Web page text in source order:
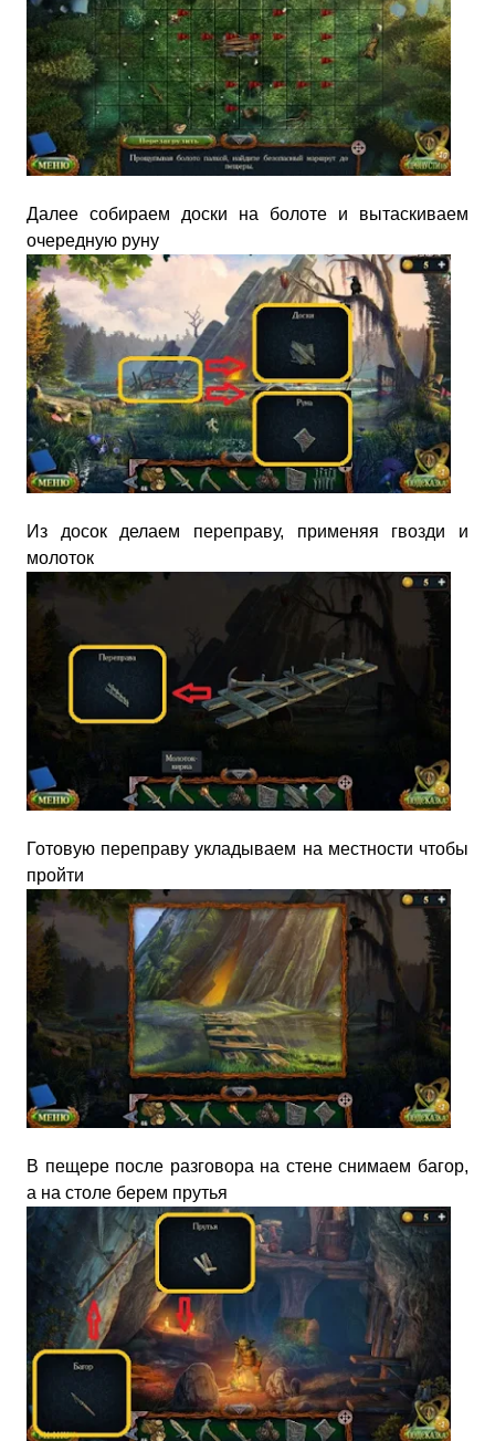
Далее собираем доски на болоте и вытаскиваем
очередную руну
Из досок делаем переправу, применяя гвозди и
молоток
Готовую переправу укладываем на местности чтобы
пройти
В пещере после разговора на стене снимаем багор,
а на столе берем прутья